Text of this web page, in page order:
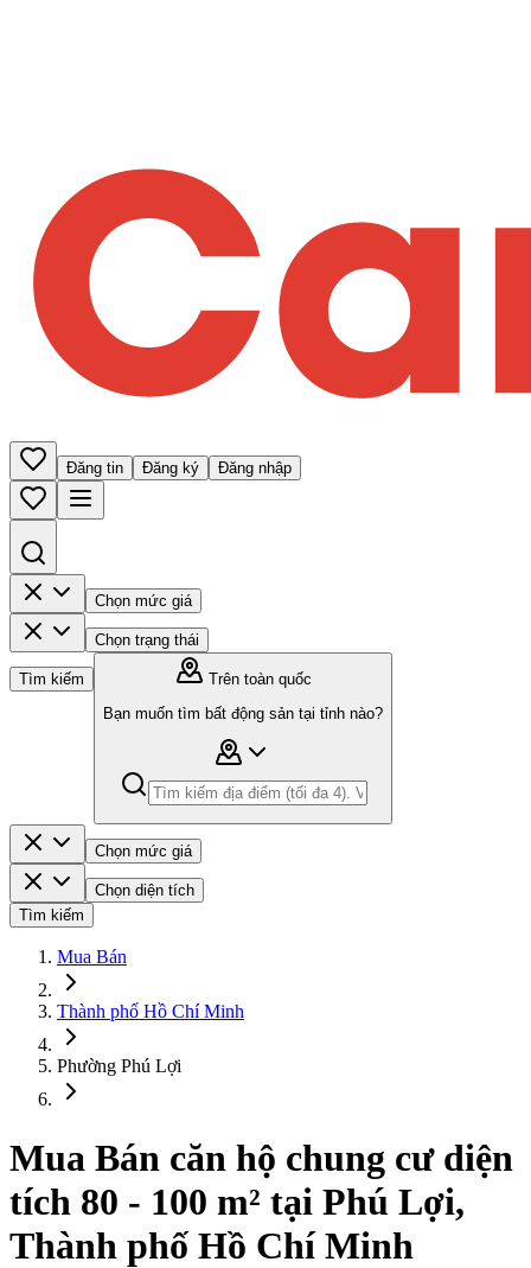
Đăng tin Đăng ký Đăng nhập
Chọn mức giá
Chọn trạng thái
Tìm kiếm
Trên toàn quốc
Bạn muốn tìm bất động sản tại tỉnh nào?
Chọn mức giá
Chọn diện tích
Tìm kiếm
Mua Bán
Thành phố Hồ Chí Minh
Phường Phú Lợi
Mua Bán căn hộ chung cư diện
tích 80 - 100 m² tại Phú Lợi,
Thành phố Hồ Chí Minh